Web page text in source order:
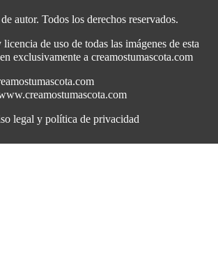
autor. Todos los derechos reservados.
de uso de todas las imágenes de esta
exclusivamente a creamostumascota.com
legal y política de privacidad